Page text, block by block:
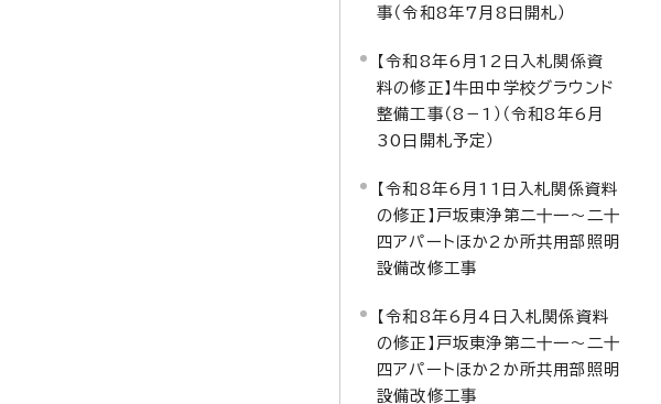
事（令和8年7月8日開札）
【令和8年6月12日入札関係資
料の修正】牛田中学校グラウンド
整備工事（8－1）（令和8年6月
30日開札予定）
【令和8年6月11日入札関係資料
の修正】戸坂東浄第二十一～二十
四アパートほか2か所共用部照明
設備改修工事
【令和8年6月4日入札関係資料
の修正】戸坂東浄第二十一～二十
四アパートほか2か所共用部照明
設備改修工事